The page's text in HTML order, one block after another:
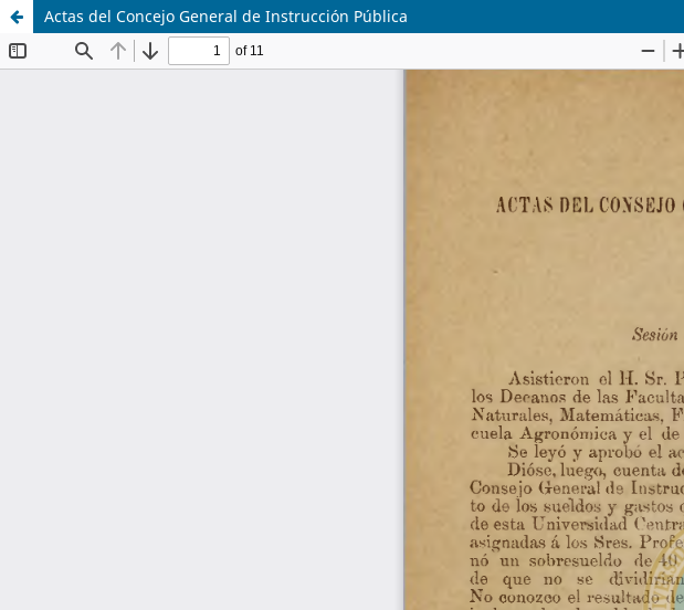
Actas del Concejo General de Instrucción Pública